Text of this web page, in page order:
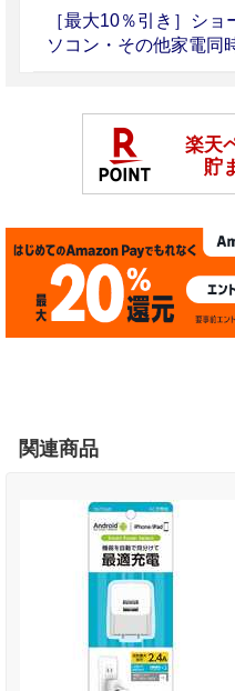
［最大10％引き］シ
ソコン・その他家電同
関連商品